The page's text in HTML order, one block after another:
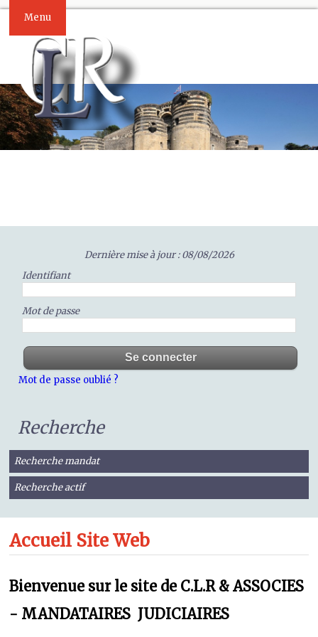
Menu
Dernière mise à jour : 08/08/2026
Identifiant
Mot de passe
Mot de passe oublié ?
Recherche
Recherche mandat
Recherche actif
Accueil Site Web
Bienvenue sur le site de C.L.R & ASSOCIES
- MANDATAIRES JUDICIAIRES